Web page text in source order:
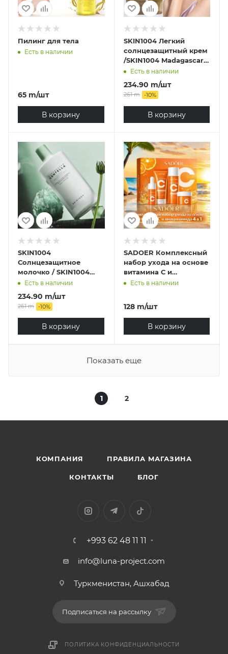
Пилинг для тела
Есть в наличии
65 m/шт
В корзину
SKIN1004 Легкий
солнцезащитный крем
/SKIN1004 Madagascar
Centella Air-Fit
Suncream Light SPF30
PA++++ ,50 мл
Есть в наличии
234.90 m/шт
261m -10%
В корзину
SKIN1004
Солнцезащитное
молочко / SKIN1004
Madagascar Centella
Tea-Trica Soothing Sun
Milk SPF 50+ Pa+++
(50ml)
Есть в наличии
234.90 m/шт
261m -10%
В корзину
SADOER Комплексный
набор ухода на основе
витамина С и
ниацинамида 4 в 1
Есть в наличии
128m/шт
В корзину
Показать еще
1 2
КОМПАНИЯ ПРАВИЛА МАГАЗИНА
КОНТАКТЫ БЛОГ
+993 62 48 11 11
info@luna-project.com
Туркменистан, Ашхабад
Подписаться на рассылку
ПОЛИТИКА КОНФИДЕНЦИАЛЬНОСТИ